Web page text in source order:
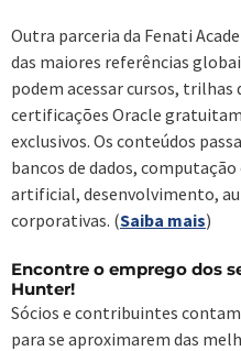
Outra parceria da Fenati
das maiores referências
podem acessar cursos,
certificações Oracle
exclusivos. Os conteúdos
bancos de dados,
artificial, desenvolvimento,
corporativas. (Saiba mais)
Encontre o emprego dos
Hunter!
Sócios e contribuintes
para se aproximarem das